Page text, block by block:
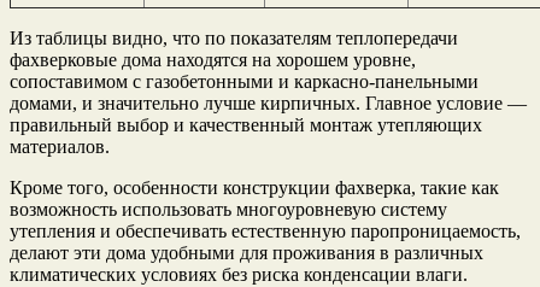
Из таблицы видно, что по показателям теплопередачи
фахверковые дома находятся на хорошем уровне,
сопоставимом с газобетонными и каркасно-панельными
домами, и значительно лучше кирпичных. Главное условие —
правильный выбор и качественный монтаж утепляющих
материалов.
Кроме того, особенности конструкции фахверка, такие как
возможность использовать многоуровневую систему
утепления и обеспечивать естественную паропроницаемость,
делают эти дома удобными для проживания в различных
климатических условиях без риска конденсации влаги.